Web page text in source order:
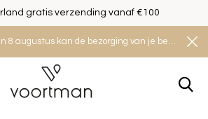
Let op! Tussen 29 juli en 8 augustus kan de bezorging van je bestelling iets langer duren. Houd rekening met een levertijd van 2 tot 4 werkdagen.
gratis verzending vanaf €100